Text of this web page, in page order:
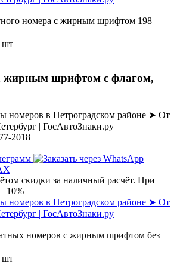
шт
жирным шрифтом с флагом,
2018
скидки за наличный расчёт. При
шт